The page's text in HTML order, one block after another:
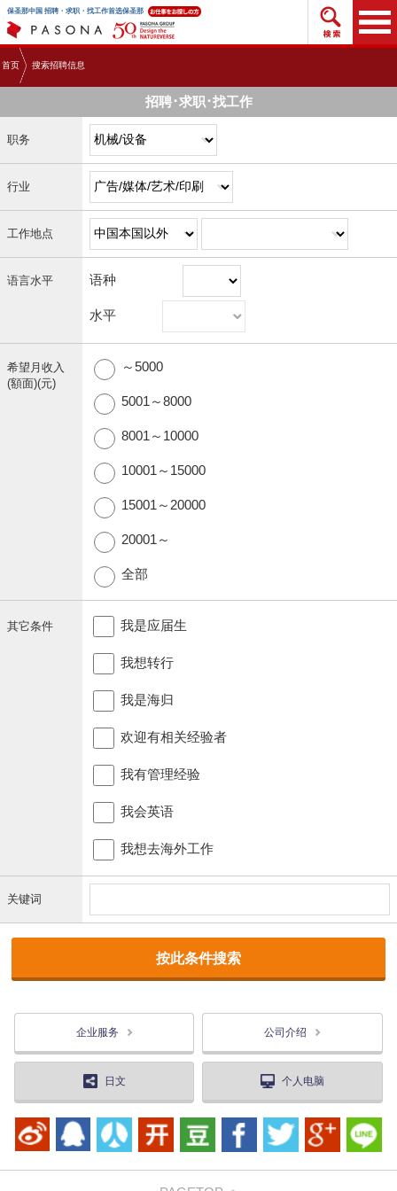
保圣那中国 招聘・求职・找工作首选保圣那 搜索
首页 搜索招聘信息
招聘･求职･找工作
职务
行业
工作地点
语言水平 语种
水平
希望月收入
(額面)(元)
～5000
5001～8000
8001～10000
10001～15000
15001～20000
20001～
全部
其它条件 我是应届生
我想转行
我是海归
欢迎有相关经验者
我有管理经验
我会英语
我想去海外工作
关键词
企业服务 公司介绍
日文 个人电脑